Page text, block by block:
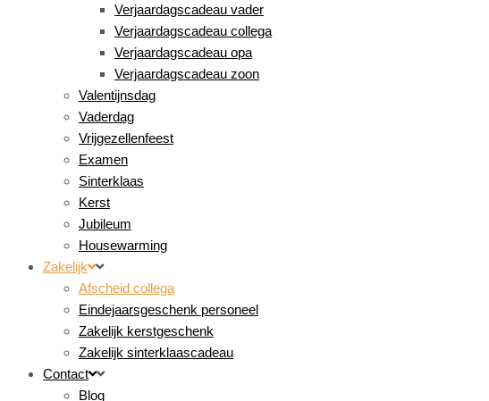
Verjaardagscadeau vader
Verjaardagscadeau collega
Verjaardagscadeau opa
Verjaardagscadeau zoon
Valentijnsdag
Vaderdag
Vrijgezellenfeest
Examen
Sinterklaas
Kerst
Jubileum
Housewarming
Zakelijk
Afscheid collega
Eindejaarsgeschenk personeel
Zakelijk kerstgeschenk
Zakelijk sinterklaascadeau
Contact
Blog